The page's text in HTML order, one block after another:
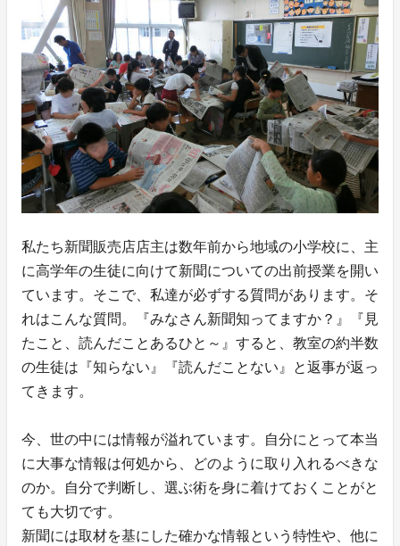
私たち新聞販売店店主は数年前から地域の小学校に、主
に高学年の生徒に向けて新聞についての出前授業を開い
ています。そこで、私達が必ずする質問があります。そ
れはこんな質問。『みなさん新聞知ってますか？』『見
たこと、読んだことあるひと～』すると、教室の約半数
の生徒は『知らない』『読んだことない』と返事が返っ
てきます。
今、世の中には情報が溢れています。自分にとって本当
に大事な情報は何処から、どのように取り入れるべきな
のか。自分で判断し、選ぶ術を身に着けておくことがと
ても大切です。
新聞には取材を基にした確かな情報という特性や、他に